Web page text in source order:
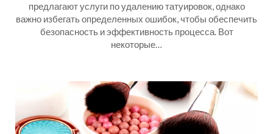
предлагают услуги по удалению татуировок, однако
важно избегать определенных ошибок, чтобы обеспечить
безопасность и эффективность процесса. Вот
некоторые…